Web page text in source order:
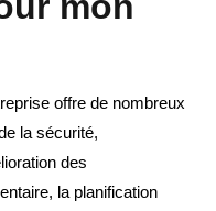
offre de nombreux
la sécurité,
des
la planification